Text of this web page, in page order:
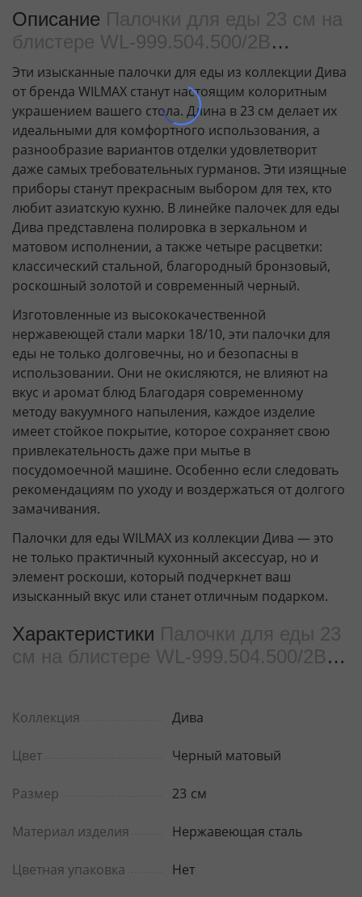
Описание Палочки для еды 23 см на
блистере WL‑999.504.500/2B
(999590)
Эти изысканные палочки для еды из коллекции Дива
от бренда WILMAX станут настоящим колоритным
украшением вашего стола. Длина в 23 см делает их
идеальными для комфортного использования, а
разнообразие вариантов отделки удовлетворит
даже самых требовательных гурманов. Эти изящные
приборы станут прекрасным выбором для тех, кто
любит азиатскую кухню. В линейке палочек для еды
Дива представлена полировка в зеркальном и
матовом исполнении, а также четыре расцветки:
классический стальной, благородный бронзовый,
роскошный золотой и современный черный.
Изготовленные из высококачественной
нержавеющей стали марки 18/10, эти палочки для
еды не только долговечны, но и безопасны в
использовании. Они не окисляются, не влияют на
вкус и аромат блюд Благодаря современному
методу вакуумного напыления, каждое изделие
имеет стойкое покрытие, которое сохраняет свою
привлекательность даже при мытье в
посудомоечной машине. Особенно если следовать
рекомендациям по уходу и воздержаться от долгого
замачивания.
Палочки для еды WILMAX из коллекции Дива — это
не только практичный кухонный аксессуар, но и
элемент роскоши, который подчеркнет ваш
изысканный вкус или станет отличным подарком.
Характеристики Палочки для еды 23
см на блистере WL‑999.504.500/2B
Коллекция Дива
Цвет Черный матовый
Размер 23 см
Материал изделия Нержавеющая сталь
Цветная упаковка Нет